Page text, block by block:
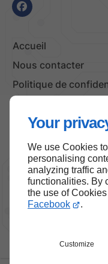
Your
We use Cookies
personalising
analyzing traffic
functionalities. By
the use of
Facebook
.
Customize
Accueil
Nous contacter
Politique de